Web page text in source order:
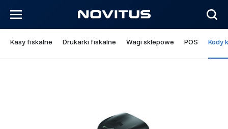
Kasy fiskalne Drukarki fiskalne Wagi sklepowe POS Kody